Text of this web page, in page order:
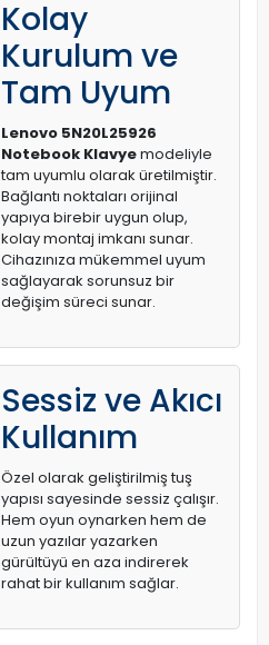
Kolay
Kurulum ve
Tam Uyum
Lenovo 5N20L25926
Notebook Klavyemodeliyle
tam uyumlu olarak üretilmiştir.
Bağlantı noktaları orijinal
yapıya birebir uygun olup,
kolay montaj imkanı sunar.
Cihazınıza mükemmel uyum
sağlayarak sorunsuz bir
değişim süreci sunar.
Sessiz ve Akıcı
Kullanım
Özel olarak geliştirilmiş tuş
yapısı sayesinde sessiz çalışır.
Hem oyun oynarken hem de
uzun yazılar yazarken
gürültüyü en aza indirerek
rahat bir kullanım sağlar.